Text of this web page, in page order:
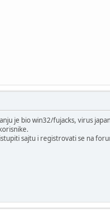
je bio win32/fujacks, virus
sajtu i registrovati se na